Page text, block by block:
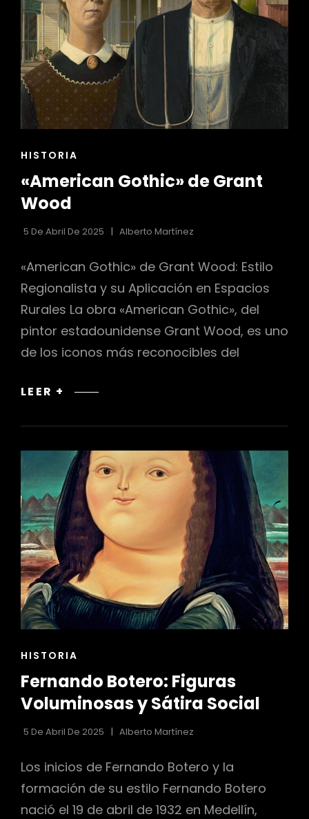
ENLACES
LAS
CATEGORÍAS
HISTORIA
«American Gothic» de Grant
Wood
5 De Abril De 2025 Alberto Martínez
«American Gothic» de Grant Wood: Estilo
Regionalista y su Aplicación en Espacios
Rurales La obra «American Gothic», del
pintor estadounidense Grant Wood, es uno
de los iconos más reconocibles del
LEER +
«AMERICAN
DE
WOOD
ENLACES
LAS
CATEGORÍAS
HISTORIA
Fernando Botero: Figuras
Voluminosas y Sátira Social
5 De Abril De 2025 Alberto Martínez
Los inicios de Fernando Botero y la
formación de su estilo Fernando Botero
nació el 19 de abril de 1932 en Medellín,